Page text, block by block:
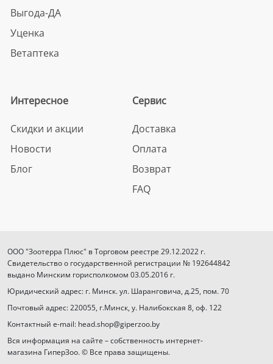
Выгода-ДА
Уценка
Ветаптека
Интересное
Скидки и акции
Новости
Блог
Сервис
Доставка
Оплата
Возврат
FAQ
ООО "Зоотерра Плюс" в Торговом реестре 29.12.2022 г.
Свидетельство о государственной регистрации № 192644842
выдано Минским горисполкомом 03.05.2016 г.
Юридический адрес: г. Минск. ул. Шаранговича, д.25, пом. 70
Почтовый адрес: 220055, г.Минск, у. Налибокская 8, оф. 122
Контактный e-mail: head.shop@giperzoo.by
Вся информация на сайте – собственность интернет-
магазина ГиперЗоо. © Все права защищены.